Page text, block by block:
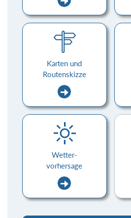
Karten und
Routenskizze
Wetter-
vorhersage